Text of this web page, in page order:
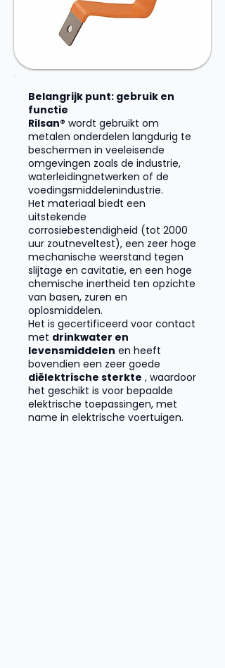
Belangrijk punt: gebruik en
functie
Rilsan® wordt gebruikt om
metalen onderdelen langdurig te
beschermen in veeleisende
omgevingen zoals de industrie,
waterleidingnetwerken of de
voedingsmiddelenindustrie.
Het materiaal biedt een
uitstekende
corrosiebestendigheid (tot 2000
uur zoutneveltest), een zeer hoge
mechanische weerstand tegen
slijtage en cavitatie, en een hoge
chemische inertheid ten opzichte
van basen, zuren en
oplosmiddelen.
Het is gecertificeerd voor contact
met drinkwater en
levensmiddelen en heeft
bovendien een zeer goede
diëlektrische sterkte , waardoor
het geschikt is voor bepaalde
elektrische toepassingen, met
name in elektrische voertuigen.